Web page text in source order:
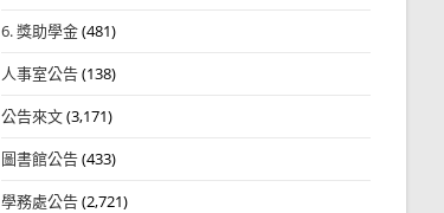
6. 獎助學金(481)
人事室公告(138)
公告來文(3,171)
圖書館公告(433)
學務處公告(2,721)